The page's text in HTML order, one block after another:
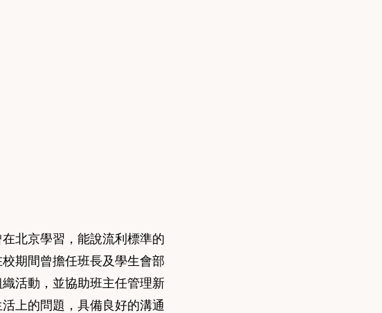
北京學習，能說流利標準的
期間曾擔任班長及學生會部
活動，並協助班主任管理新
上的問題，具備良好的溝通